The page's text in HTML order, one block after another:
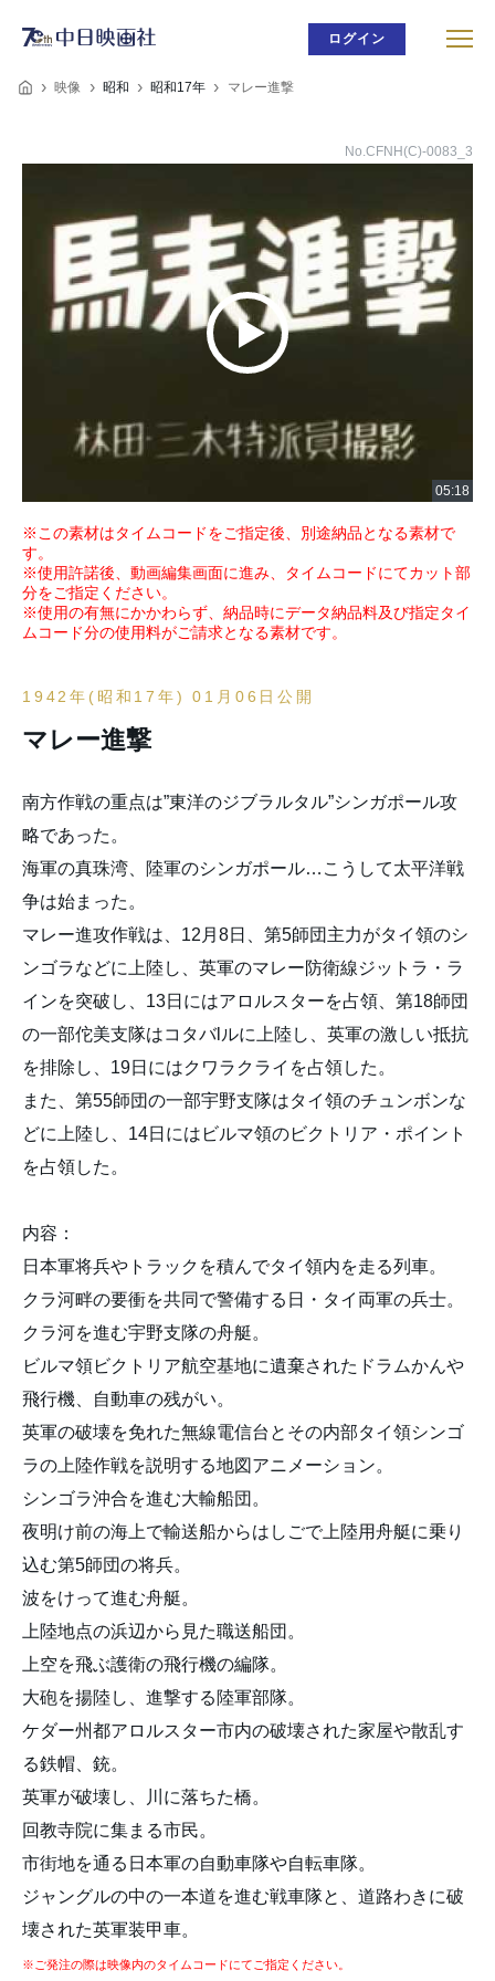
ログイン
映像 昭和 昭和17年 マレー進撃
No.CFNH(C)-0083_3
※この素材はタイムコードをご指定後、別途納品となる素材で
す。
※使用許諾後、動画編集画面に進み、タイムコードにてカット部
分をご指定ください。
※使用の有無にかかわらず、納品時にデータ納品料及び指定タイ
ムコード分の使用料がご請求となる素材です。
1942年(昭和17年) 01月06日公開
マレー進撃
南方作戦の重点は”東洋のジブラルタル”シンガポール攻
略であった。
海軍の真珠湾、陸軍のシンガポール…こうして太平洋戦
争は始まった。
マレー進攻作戦は、12月8日、第5師団主力がタイ領のシ
ンゴラなどに上陸し、英軍のマレー防衛線ジットラ・ラ
インを突破し、13日にはアロルスターを占領、第18師団
の一部佗美支隊はコタバlルに上陸し、英軍の激しい抵抗
を排除し、19日にはクワラクライを占領した。
また、第55師団の一部宇野支隊はタイ領のチュンボンな
どに上陸し、14日にはビルマ領のビクトリア・ポイント
を占領した。
内容：
日本軍将兵やトラックを積んでタイ領内を走る列車。
クラ河畔の要衝を共同で警備する日・タイ両軍の兵士。
クラ河を進む宇野支隊の舟艇。
ビルマ領ビクトリア航空基地に遺棄されたドラムかんや
飛行機、自動車の残がい。
英軍の破壊を免れた無線電信台とその内部タイ領シンゴ
ラの上陸作戦を説明する地図アニメーション。
シンゴラ沖合を進む大輸船団。
夜明け前の海上で輸送船からはしごで上陸用舟艇に乗り
込む第5師団の将兵。
波をけって進む舟艇。
上陸地点の浜辺から見た職送船団。
上空を飛ぶ護衛の飛行機の編隊。
大砲を揚陸し、進撃する陸軍部隊。
ケダー州都アロルスター市内の破壊された家屋や散乱す
る鉄帽、銃。
英軍が破壊し、川に落ちた橋。
回教寺院に集まる市民。
市街地を通る日本軍の自動車隊や自転車隊。
ジャングルの中の一本道を進む戦車隊と、道路わきに破
壊された英軍装甲車。
※ご発注の際は映像内のタイムコードにてご指定ください。